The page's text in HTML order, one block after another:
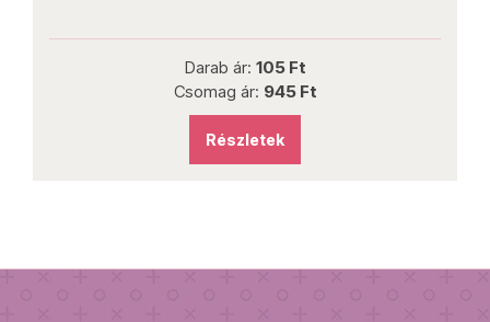
Darab ár: 105 Ft
Csomag ár: 945 Ft
Részletek